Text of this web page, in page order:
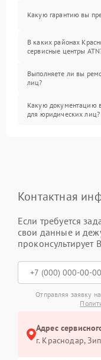
Какую гарантию вы
В каких районах
сервисные центры
Выполняете ли вы
лиц?
Какую документацию
для юридических лиц?
Контактная
Если требуется
свои данные и
проконсультирует
Отправляя заявку
Адрес
г. Краснодар,